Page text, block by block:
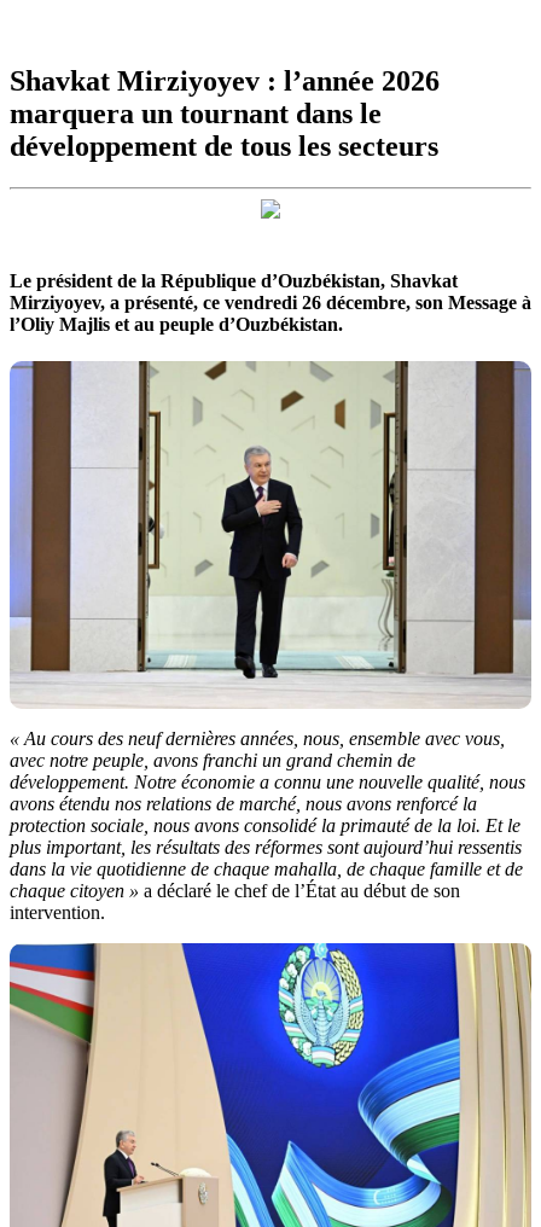
Shavkat Mirziyoyev : l’année 2026
marquera un tournant dans le
développement de tous les secteurs
Le président de la République d’Ouzbékistan, Shavkat
Mirziyoyev, a présenté, ce vendredi 26 décembre, son Message à
l’Oliy Majlis et au peuple d’Ouzbékistan.
« Au cours des neuf dernières années, nous, ensemble avec vous,
avec notre peuple, avons franchi un grand chemin de
développement. Notre économie a connu une nouvelle qualité, nous
avons étendu nos relations de marché, nous avons renforcé la
protection sociale, nous avons consolidé la primauté de la loi. Et le
plus important, les résultats des réformes sont aujourd’hui ressentis
dans la vie quotidienne de chaque mahalla, de chaque famille et de
chaque citoyen » a déclaré le chef de l’État au début de son
intervention.